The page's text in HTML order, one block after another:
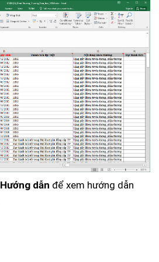
Hướng dẫn để xem hướng dẫn